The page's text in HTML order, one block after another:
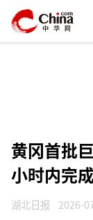
黄冈首批
小时内完
湖北日报 2026-